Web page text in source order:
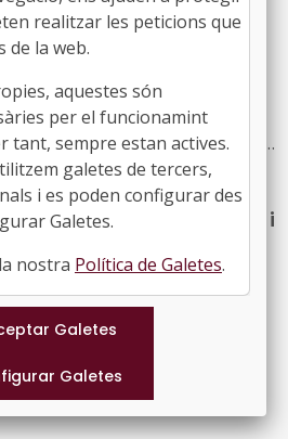
per a festivals
cultural
de 24 de juliol, per la qual es
convocatòria per a la concessió
de concurrència competitiva, a
interès cultural (ref. BDNS
aprova mesures laborals i
les persones
forestals
de 29 de juliol, pel qual
de protecció laboral i
forestals.
realitzar les peticions que
de la web.
aquestes són
per el funcionamint
tant, sempre estan actives.
galetes de tercers,
i es poden configurar des
Galetes.
nostra Política de Galetes.